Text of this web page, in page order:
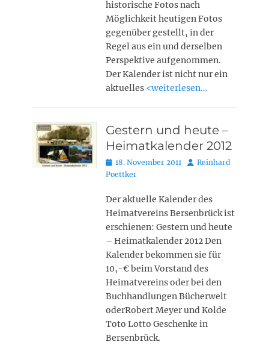
historische Fotos nach
Möglichkeit heutigen Fotos
gegenüber gestellt, in der
Regel aus ein und derselben
Perspektive aufgenommen.
Der Kalender ist nicht nur ein
aktuelles <weiterlesen…
Gestern und heute –
Heimatkalender 2012
Posted
on
18. November 2011 AutorReinhard
Poettker
Der aktuelle Kalender des
Heimatvereins Bersenbrück ist
erschienen: Gestern und heute
– Heimatkalender 2012 Den
Kalender bekommen sie für
10,-€ beim Vorstand des
Heimatvereins oder bei den
Buchhandlungen Bücherwelt
oderRobert Meyer und Kolde
Toto Lotto Geschenke in
Bersenbrück.